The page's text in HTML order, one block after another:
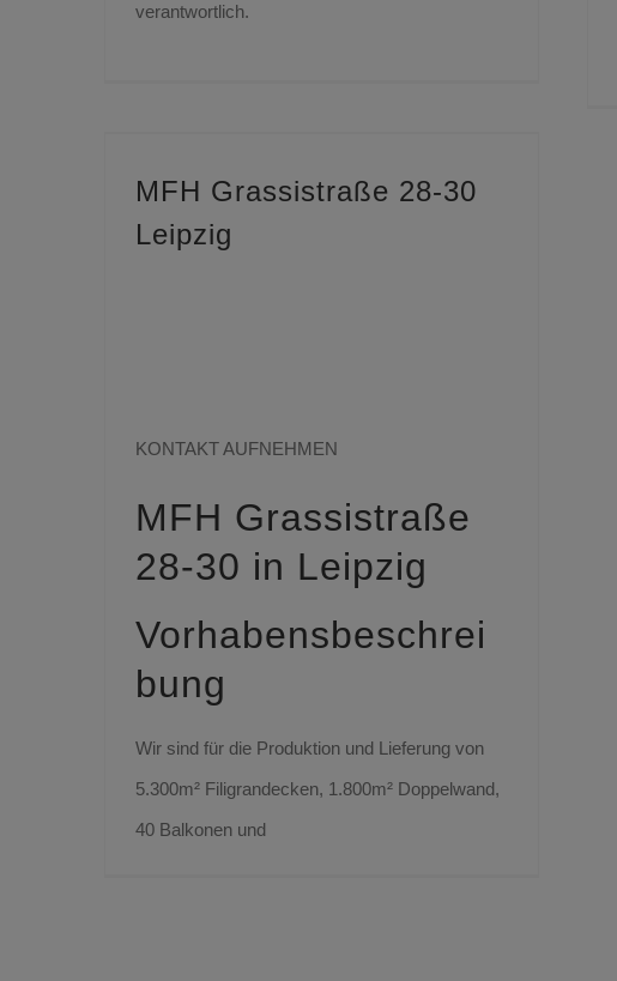
verantwortlich.
MFH Grassistraße 28-30
Leipzig
KONTAKT AUFNEHMEN
MFH Grassistraße
28-30 in Leipzig
Vorhabensbeschrei
bung
Wir sind für die Produktion und Lieferung von
5.300m² Filigrandecken, 1.800m² Doppelwand,
40 Balkonen und